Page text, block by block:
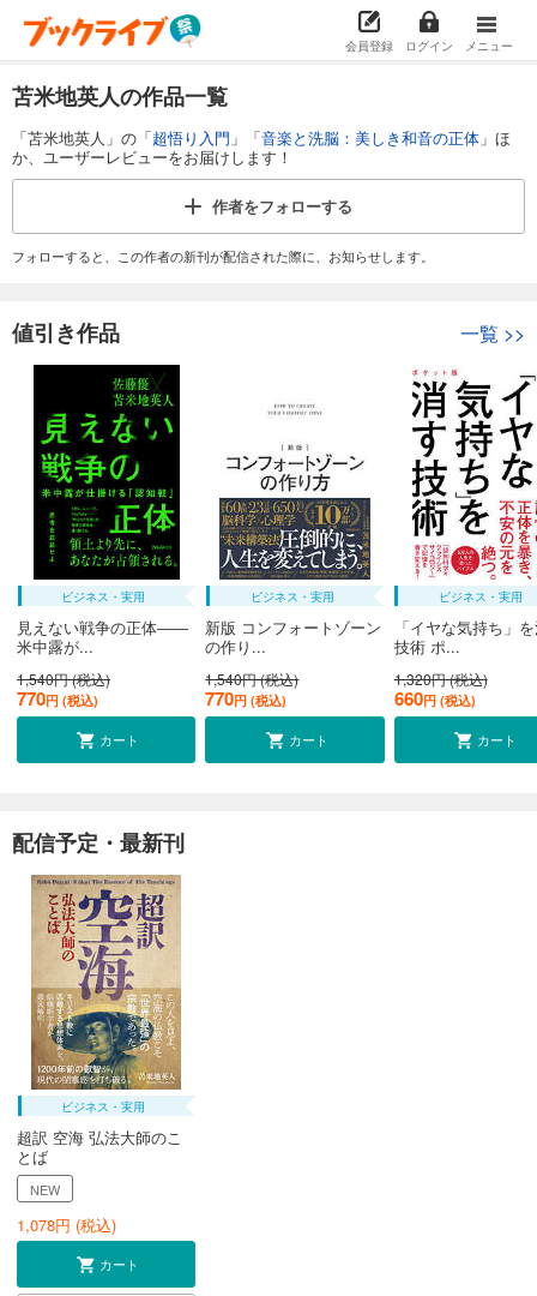
会員登録 ログイン メニュー
苫米地英人の作品一覧
「苫米地英人」の「超悟り入門 」「音楽と洗脳：美しき和音の正体 」ほ
か、ユーザーレビューをお届けします！
作者をフォローする
フォローすると、この作者の新刊が配信された際に、お知らせします。
値引き作品 一覧 >>
ビジネス・実用
見えない戦争の正体――
米中露が...
1,540円 (税込)
770円 (税込)
カート
ビジネス・実用
新版 コンフォートゾーン
の作り...
1,540円 (税込)
770円 (税込)
カート
ビジネス・実用
「イヤな気持ち」
技術 ポ...
1,320円 (税込)
660円 (税込)
カート
配信予定・最新刊
ビジネス・実用
超訳 空海 弘法大師のこ
とば
NEW
1,078円 (税込)
カート